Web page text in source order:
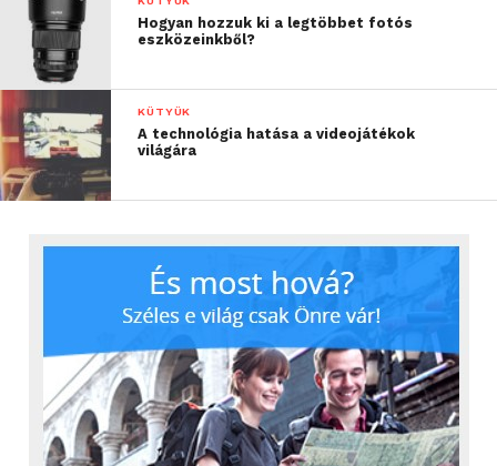
Hogyan hozzuk ki a legtöbbet fotós
eszközeinkből?
KÜTYÜK
A technológia hatása a videojátékok
világára